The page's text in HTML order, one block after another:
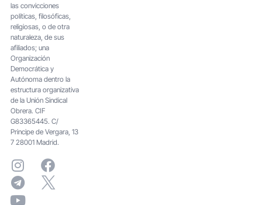
las convicciones
políticas, filosóficas,
religiosas, o de otra
naturaleza, de sus
afiliados; una
Organización
Democrática y
Autónoma dentro la
estructura organizativa
de la Unión Sindical
Obrera. CIF
G83365445. C/
Principe de Vergara, 13
7 28001 Madrid.